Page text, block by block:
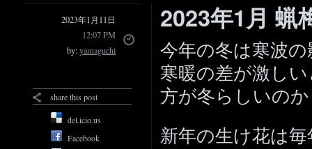
2023年1月11日
12:07 PM
by:yamaguchi
share this post
del.icio.us
Facebook
2023年1月 蝋
今年の冬は寒波
寒暖の差が激し
方が冬らしいの
新年の生け花は